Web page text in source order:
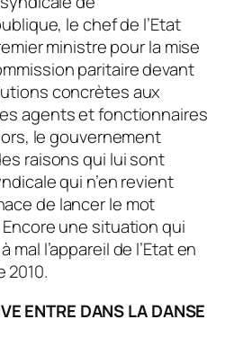
le chef de l’Etat
ministre pour la mise
paritaire devant
concrètes aux
agents et fonctionnaires
le gouvernement
raisons qui lui sont
qui n’en revient
de lancer le mot
Encore une situation qui
mal l’appareil de l’Etat en
2010.
ENTRE DANS LA DANSE